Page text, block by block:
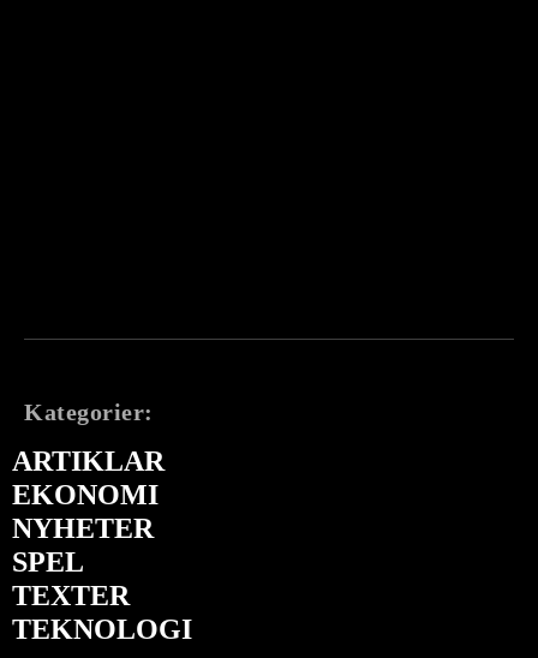
Kategorier:
ARTIKLAR
EKONOMI
NYHETER
SPEL
TEXTER
TEKNOLOGI